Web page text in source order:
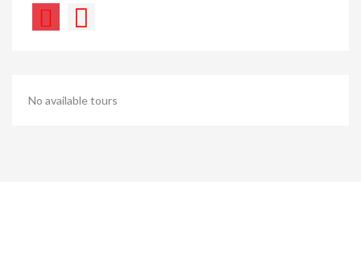
No available tours